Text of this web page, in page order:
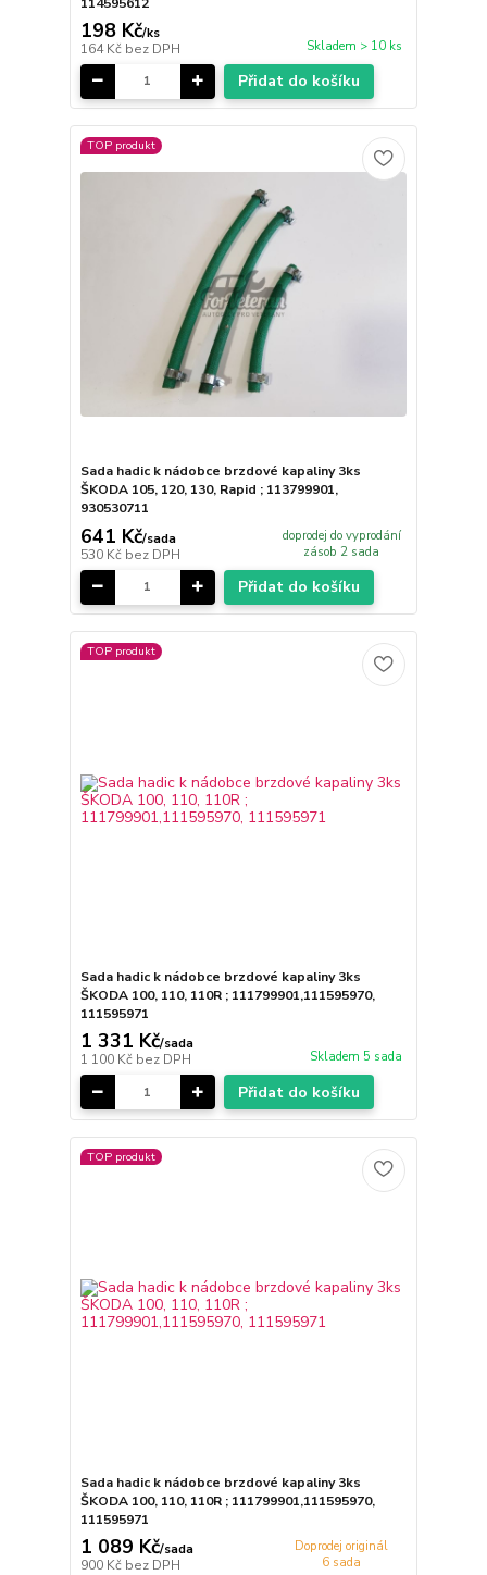
198 Kč/ks
164 Kč bez DPH Skladem > 10 ks
Přidat do košíku
TOP produkt
Sada hadic k nádobce brzdové kapaliny 3ks
ŠKODA 105, 120, 130, Rapid ; 113799901,
930530711
641 Kč/sada
530 Kč bez DPH
doprodej do vyprodání
zásob 2 sada
Přidat do košíku
TOP produkt
Sada hadic k nádobce brzdové kapaliny 3ks
ŠKODA 100, 110, 110R ; 111799901,111595970,
111595971
1 331 Kč/sada
1 100 Kč bez DPH Skladem 5 sada
Přidat do košíku
TOP produkt
Sada hadic k nádobce brzdové kapaliny 3ks
ŠKODA 100, 110, 110R ; 111799901,111595970,
111595971
1 089 Kč/sada
900 Kč bez DPH
Doprodej originál
6 sada